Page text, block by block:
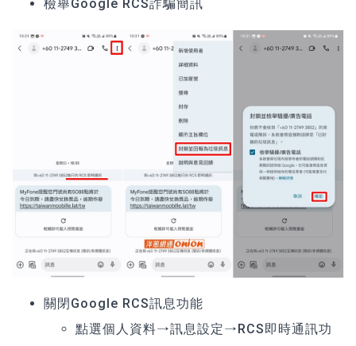
檢舉Google RCS詐騙簡訊
關閉Google RCS訊息功能
點選個人資料→訊息設定→RCS即時通訊功